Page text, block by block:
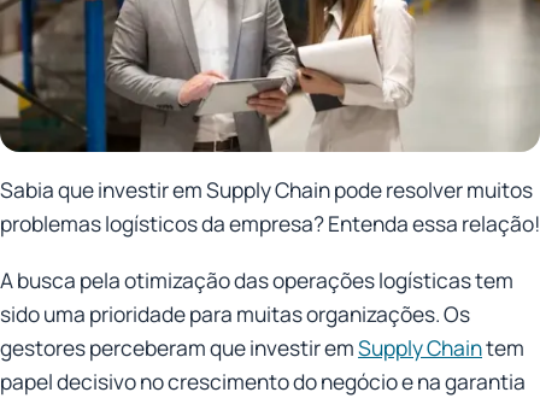
Sabia que investir em Supply Chain pode resolver muitos
problemas logísticos da empresa? Entenda essa relação!
A busca pela otimização das operações logísticas tem
sido uma prioridade para muitas organizações. Os
gestores perceberam que investir emSupply Chaintem
papel decisivo no crescimento do negócio e na garantia